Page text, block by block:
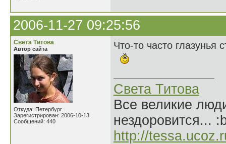
2006-11-27 09:25:56
Света Титова
Автор сайта
Откуда: Петербург
Зарегистрирован: 2006-10-13
Сообщений: 440
Что-то часто глазунья
Света Титова
Все великие
нездоровится...
http://